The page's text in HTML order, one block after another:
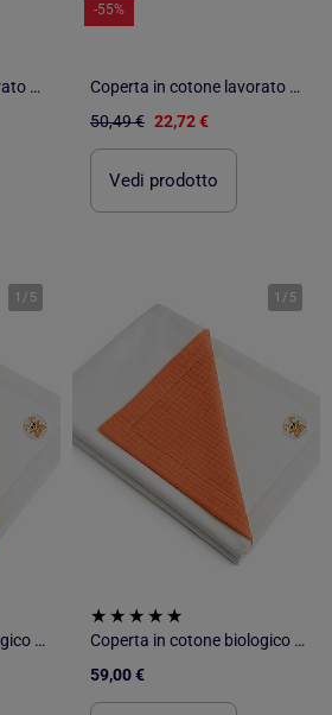
Coperta in cotone lavorato a - SAUTHON
-55%
Coperta in cotone lavorato a - SAUTHON
50,49 € 22,72 €
Vedi prodotto
1 / 5
Coperta in cotone biologico Rex
1 / 5
Coperta in cotone biologico Rex
59,00 €